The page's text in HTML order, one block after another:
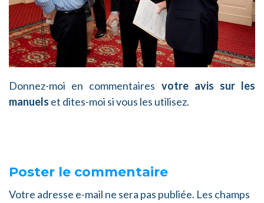
Donnez-moi en commentaires votre avis sur les
manuels et dites-moi si vous les utilisez.
Poster le commentaire
Votre adresse e-mail ne sera pas publiée. Les champs